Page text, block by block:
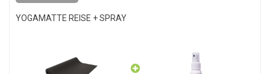
YOGAMATTE REISE + SPRAY